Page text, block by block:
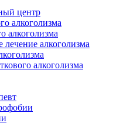
центр
алкоголизма
алкоголизма
алкоголизма
алкоголизма